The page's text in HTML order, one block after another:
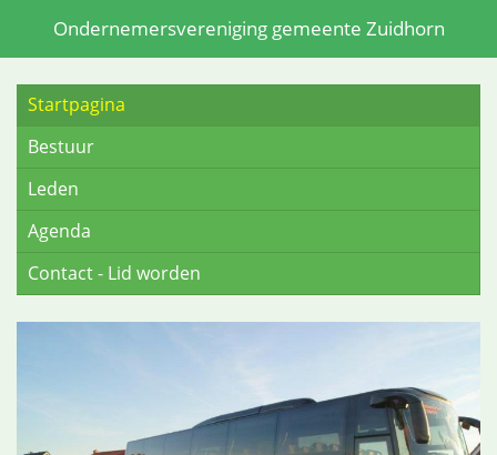
Ondernemersvereniging gemeente Zuidhorn
Startpagina
Bestuur
Leden
Agenda
Contact - Lid worden